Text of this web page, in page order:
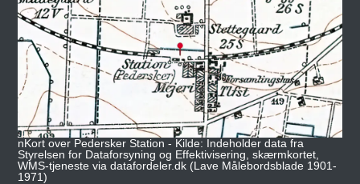
nKort over Pedersker Station - Kilde: Indeholder data fra
Styrelsen for Dataforsyning og Effektivisering, skærmkortet,
WMS-tjeneste via datafordeler.dk (Lave Målebordsblade 1901-
1971)